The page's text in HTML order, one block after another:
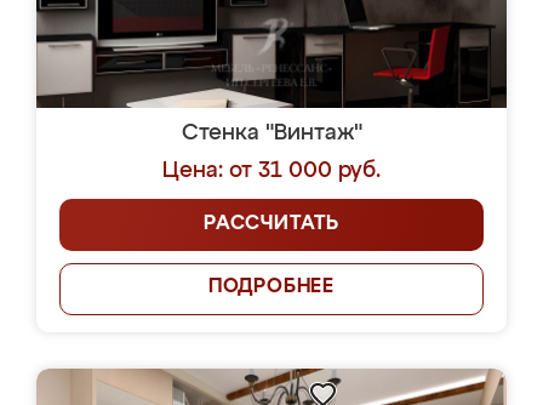
Стенка "Винтаж"
Цена: от 31 000 руб.
РАССЧИТАТЬ
ПОДРОБНЕЕ